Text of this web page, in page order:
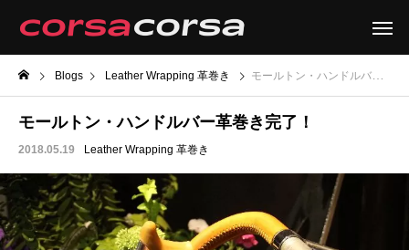
Blogs Leather Wrapping 革巻き モールトン・ハンドルバー革巻き完了！
モールトン・ハンドルバー革巻き完了！
2018.05.19 Leather Wrapping 革巻き